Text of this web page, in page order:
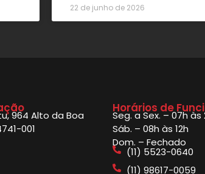
22 de junho de 2026
964 Alto da Boa
001
Horários de
Seg. a Sex. – 07h às
Sáb. – 08h às 12h
Dom. – Fechado
(11) 5523-0640
(11) 98617-0059